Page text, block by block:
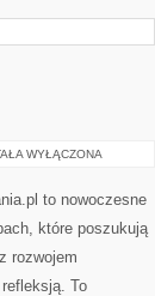
WYŁĄCZONA
to nowoczesne
które poszukują
rozwojem
To